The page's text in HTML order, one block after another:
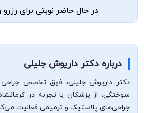
در حال حاضر نوبتی برای رزرو
درباره دکتر داریوش جلیلی
دکتر داریوش جلیلی، فوق تخصص
سوختگی، از پزشکان با تجربه در
جراحی‌های پلاستیک و ترمیمی فعالیت